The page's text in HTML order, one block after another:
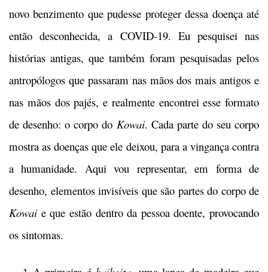
novo benzimento que pudesse proteger dessa doença até
então desconhecida, a COVID-19. Eu pesquisei nas
histórias antigas, que também foram pesquisadas pelos
antropólogos que passaram nas mãos dos mais antigos e
nas mãos dos pajés, e realmente encontrei esse formato
de desenho: o corpo do Kowai. Cada parte do seu corpo
mostra as doenças que ele deixou, para a vingança contra
a humanidade. Aqui vou representar, em forma de
desenho, elementos invisíveis que são partes do corpo de
Kowai e que estão dentro da pessoa doente, provocando
os sintomas.